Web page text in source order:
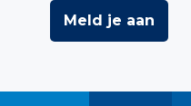
Meld je aan